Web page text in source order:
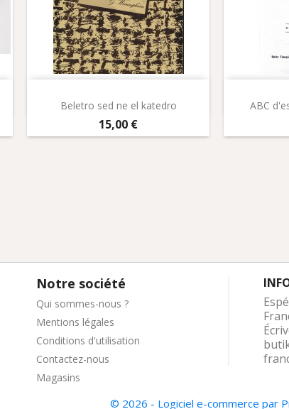
Beletro sed ne el katedro
Prix
15,00 €
ABC
Notre société
Qui sommes-nous ?
Mentions légales
Conditions d'utilisation
Contactez-nous
Magasins
© 2026 - Logiciel e-commerce par